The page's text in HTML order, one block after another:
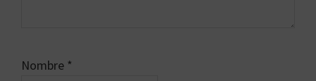
Nombre *